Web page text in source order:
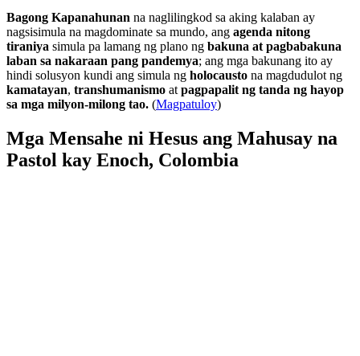
Bagong Kapanahunan na naglilingkod sa aking kalaban ay
nagsisimula na magdominate sa mundo, ang agenda nitong
tiraniya simula pa lamang ng plano ng bakuna at pagbabakuna
laban sa nakaraan pang pandemya; ang mga bakunang ito ay
hindi solusyon kundi ang simula ng holocausto na magdudulot ng
kamatayan, transhumanismo at pagpapalit ng tanda ng hayop
sa mga milyon-milong tao. (Magpatuloy)
Mga Mensahe ni Hesus ang Mahusay na
Pastol kay Enoch, Colombia